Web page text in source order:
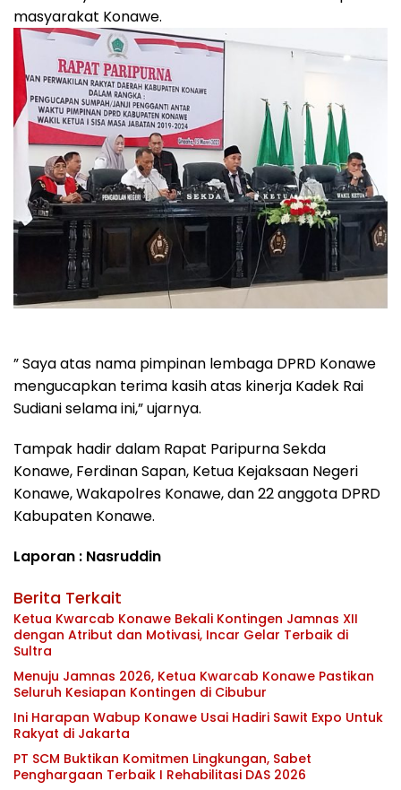
masyarakat Konawe.
” Saya atas nama pimpinan lembaga DPRD Konawe
mengucapkan terima kasih atas kinerja Kadek Rai
Sudiani selama ini,” ujarnya.
Tampak hadir dalam Rapat Paripurna Sekda
Konawe, Ferdinan Sapan, Ketua Kejaksaan Negeri
Konawe, Wakapolres Konawe, dan 22 anggota DPRD
Kabupaten Konawe.
Laporan : Nasruddin
Berita Terkait
Ketua Kwarcab Konawe Bekali Kontingen Jamnas XII
dengan Atribut dan Motivasi, Incar Gelar Terbaik di
Sultra
Menuju Jamnas 2026, Ketua Kwarcab Konawe Pastikan
Seluruh Kesiapan Kontingen di Cibubur
Ini Harapan Wabup Konawe Usai Hadiri Sawit Expo Untuk
Rakyat di Jakarta
PT SCM Buktikan Komitmen Lingkungan, Sabet
Penghargaan Terbaik I Rehabilitasi DAS 2026